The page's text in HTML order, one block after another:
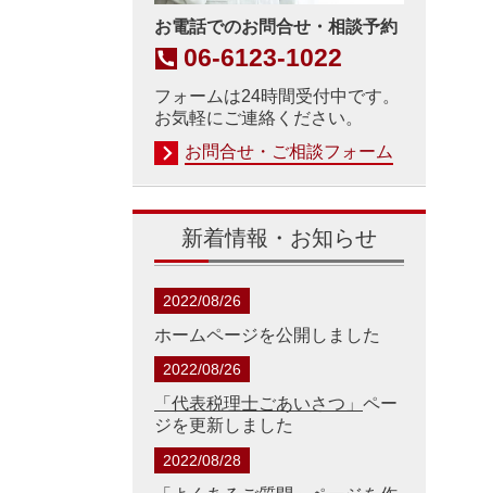
お電話でのお問合せ・相談予約
06-6123-1022
フォームは24時間受付中です。
お気軽にご連絡ください。
お問合せ・ご相談フォーム
新着情報・お知らせ
2022/08/26
ホームページを公開しました
2022/08/26
「代表税理士ごあいさつ」 ペー
ジを更新しました
2022/08/28